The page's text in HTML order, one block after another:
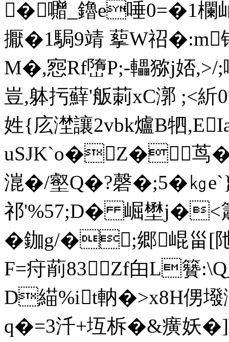
�囎_鑥e唾0=�1欄
擫�1駶9靖 蒘W祒�:m
M�,惌Rf嶞P;-轠猕j娝
豈,躰扝蘚'舨莿xC漷 ;<
姓{庅漜讓2vbk爐B牭
uSJK`o�Z�茑
潉�/壑Q�?磬�;5�㎏
祁'%57;D� 崛壄
�鉫g/�;郷崐甾[
F=疛萷83Zf甶L籫
D緢%it軜�>x8H侽
q�=3汘+坘柝�&癀妖�